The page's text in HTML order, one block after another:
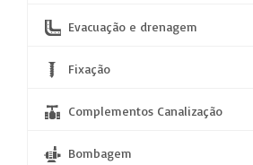
Evacuação e drenagem
Fixação
Complementos Canalização
Bombagem